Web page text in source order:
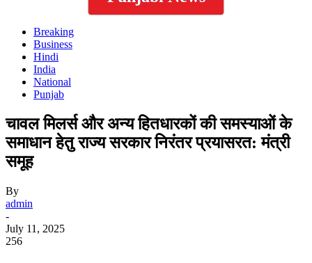
Breaking
Business
Hindi
India
National
Punjab
चावल मिलर्स और अन्य हितधारकों की समस्याओं के
समाधान हेतु राज्य सरकार निरंतर प्रयासरत: मंत्री
समूह
By
admin
-
July 11, 2025
256